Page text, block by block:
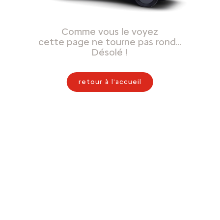
Comme vous le voyez
cette page ne tourne pas rond…
Désolé !
retour à l'accueil